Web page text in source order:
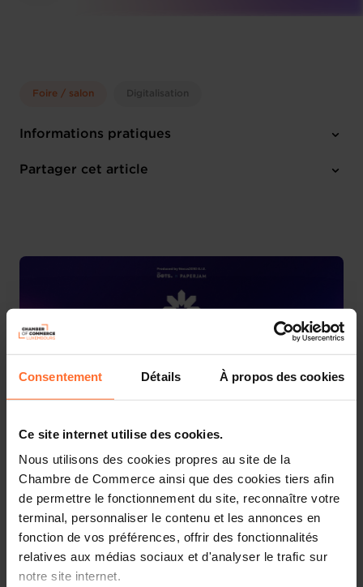
Consentement Détails À propos des cookies
Ce site internet utilise des cookies.
Nous utilisons des cookies propres au site de la
Chambre de Commerce ainsi que des cookies tiers afin
de permettre le fonctionnement du site, reconnaître votre
terminal, personnaliser le contenu et les annonces en
fonction de vos préférences, offrir des fonctionnalités
relatives aux médias sociaux et d'analyser le trafic sur
notre site internet.
Foire / salon Digitalisation
Informations pratiques
Mercredi 26 Juin 2024 > Jeudi 27 Juin 2024
Partager cet article
Nexus2050, the new annual tech event, presents three
days of discovery, inspiration, and learning, as well as
opportunities for encounters, networking, and
matchmaking.
Nexus2050 is an international hub for stakeholders